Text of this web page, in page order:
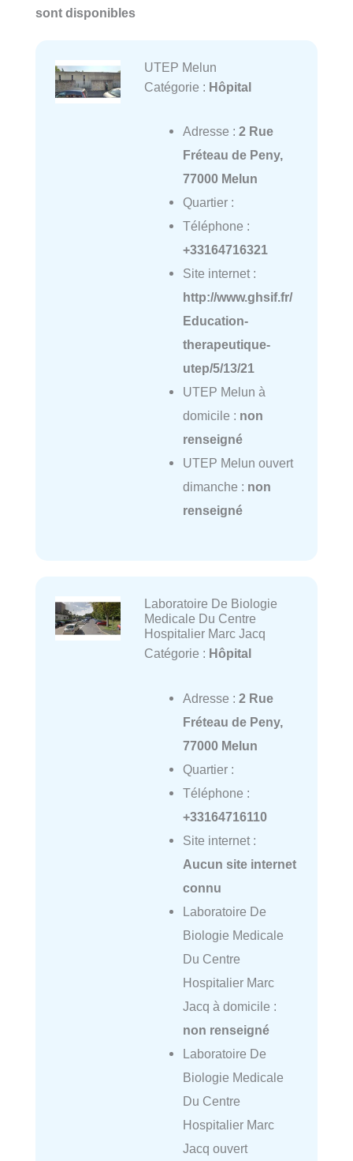
sont disponibles
UTEP Melun
Catégorie : Hôpital
Adresse : 2 Rue
Fréteau de Peny,
77000 Melun
Quartier :
Téléphone :
+33164716321
Site internet :
http://www.ghsif.fr/
Education-
therapeutique-
utep/5/13/21
UTEP Melun à
domicile : non
renseigné
UTEP Melun ouvert
dimanche : non
renseigné
Laboratoire De Biologie
Medicale Du Centre
Hospitalier Marc Jacq
Catégorie : Hôpital
Adresse : 2 Rue
Fréteau de Peny,
77000 Melun
Quartier :
Téléphone :
+33164716110
Site internet :
Aucun site internet
connu
Laboratoire De
Biologie Medicale
Du Centre
Hospitalier Marc
Jacq à domicile :
non renseigné
Laboratoire De
Biologie Medicale
Du Centre
Hospitalier Marc
Jacq ouvert